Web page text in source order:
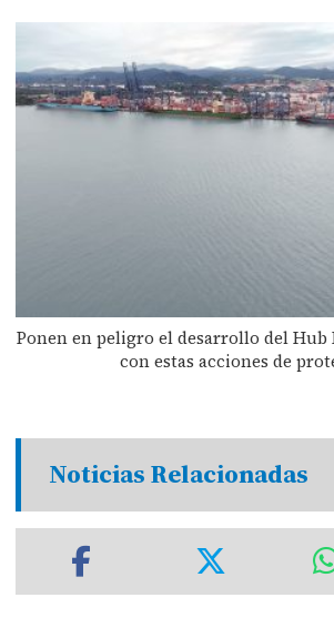
Ponen en peligro el desarrollo del
con estas acciones de
Noticias Relacionadas